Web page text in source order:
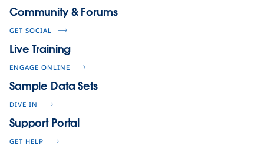
Community & Forums
GET SOCIAL
Live Training
ENGAGE ONLINE
Sample Data Sets
DIVE IN
Support Portal
GET HELP